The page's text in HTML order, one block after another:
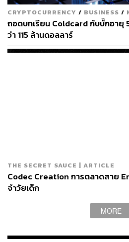
CRYPTOCURRENCY / BUSINESS /
ถอดบทเรียน Coldcard กับบั๊กอายุ
ว่า 115 ล้านดอลลาร์
THE SECRET SAUCE | ARTICLE
Codec Creation การตลาดสาย
จำวัยเด็ก
MORE